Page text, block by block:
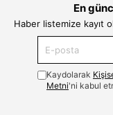
En
Haber listemize kayıt
Kaydolarak
Metni'ni kabul